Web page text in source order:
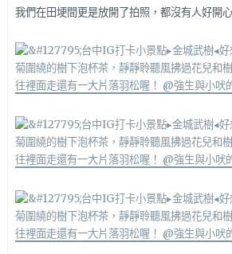
我們在田埂間更是放開了拍照，都沒有人好開